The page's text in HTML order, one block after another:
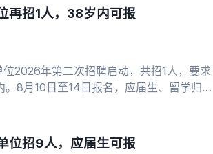
再招1人，38岁内可报
2026年第二次招聘启动，共招1人，要求
8月10日至14日报名，应届生、留学归国
位招9人，应届生可报